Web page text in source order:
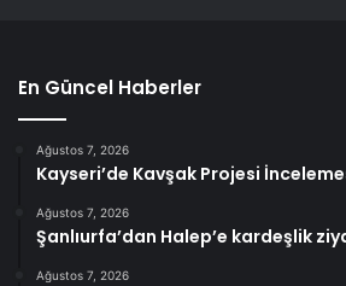
En Güncel Haberler
Ağustos 7, 2026
Kayseri’de Kavşak Projesi
Ağustos 7, 2026
Şanlıurfa’dan Halep’e kardeşlik
Ağustos 7, 2026